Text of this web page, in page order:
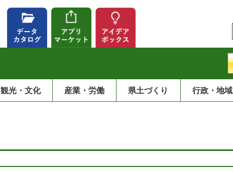
観光・文化 産業・労働 県土づくり 行政・地域